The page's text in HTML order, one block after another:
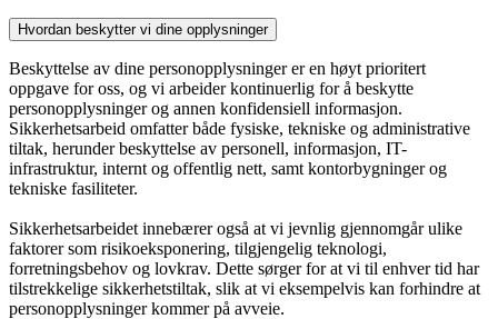
Hvordan beskytter vi dine opplysninger
Beskyttelse av dine personopplysninger er en høyt prioritert
oppgave for oss, og vi arbeider kontinuerlig for å beskytte
personopplysninger og annen konfidensiell informasjon.
Sikkerhetsarbeid omfatter både fysiske, tekniske og administrative
tiltak, herunder beskyttelse av personell, informasjon, IT-
infrastruktur, internt og offentlig nett, samt kontorbygninger og
tekniske fasiliteter.
Sikkerhetsarbeidet innebærer også at vi jevnlig gjennomgår ulike
faktorer som risikoeksponering, tilgjengelig teknologi,
forretningsbehov og lovkrav. Dette sørger for at vi til enhver tid har
tilstrekkelige sikkerhetstiltak, slik at vi eksempelvis kan forhindre at
personopplysninger kommer på avveie.